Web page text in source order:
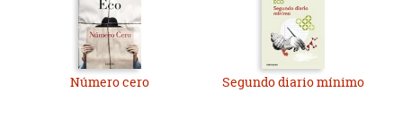
Número cero Segundo diario mínimo